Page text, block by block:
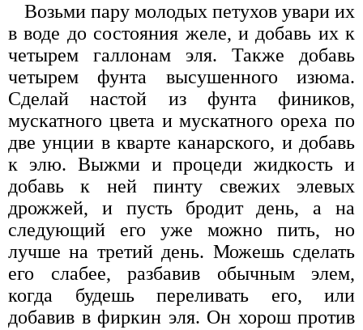
Возьми пару молодых петухов увари их
в воде до состояния желе, и добавь их к
четырем галлонам эля. Также добавь
четырем фунта высушенного изюма.
Сделай настой из фунта фиников,
мускатного цвета и мускатного ореха по
две унции в кварте канарского, и добавь
к элю. Выжми и процеди жидкость и
добавь к ней пинту свежих элевых
дрожжей, и пусть бродит день, а на
следующий его уже можно пить, но
лучше на третий день. Можешь сделать
его слабее, разбавив обычным элем,
когда будешь переливать его, или
добавив в фиркин эля. Он хорош против